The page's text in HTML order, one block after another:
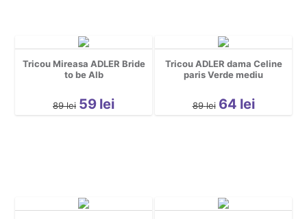
Tricou Mireasa ADLER Bride
to be Alb
89 lei 59 lei
Tricou ADLER dama Celine
paris Verde mediu
89 lei 64 lei